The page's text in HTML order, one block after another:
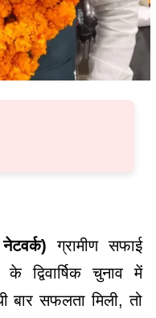
ग्रामीण सफाई
द्विवार्षिक चुनाव में
बार सफलता मिली, तो